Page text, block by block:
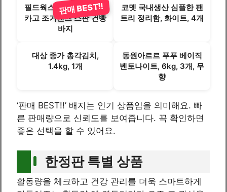
필드웍스 남성 겨울 기모
카고 조거팬츠 스판 건빵
바지
판매 BEST!!
코멧 국내생산 심플한 팬
트리 정리함, 화이트, 4개
대상 종가 총각김치,
1.4kg, 1개
동원아르르 푸푸 베이직
벤토나이트, 6kg, 3개, 무
향
‘판매 BEST!!’ 배지는 인기 상품임을 의미해요. 빠
른 판매량으로 신뢰도를 보여줍니다. 꼭 확인하면
좋은 선택을 할 수 있어요.
한정판 특별 상품
활동량을 체크하고 건강 관리를 더욱 스마트하게